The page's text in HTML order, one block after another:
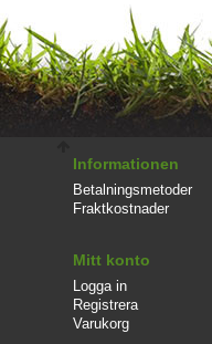
Informationen
Betalningsmetoder
Fraktkostnader
Mitt konto
Logga in
Registrera
Varukorg